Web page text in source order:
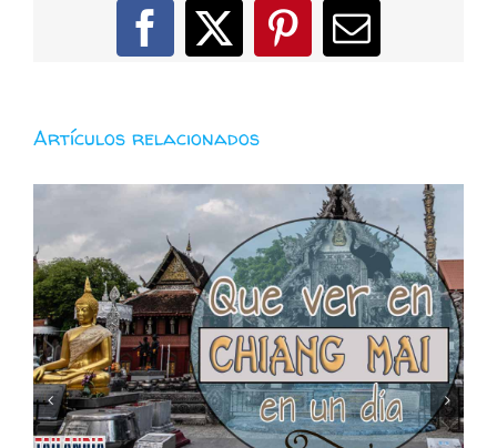
Facebook
X PinterestCorreo
Artículos relacionados